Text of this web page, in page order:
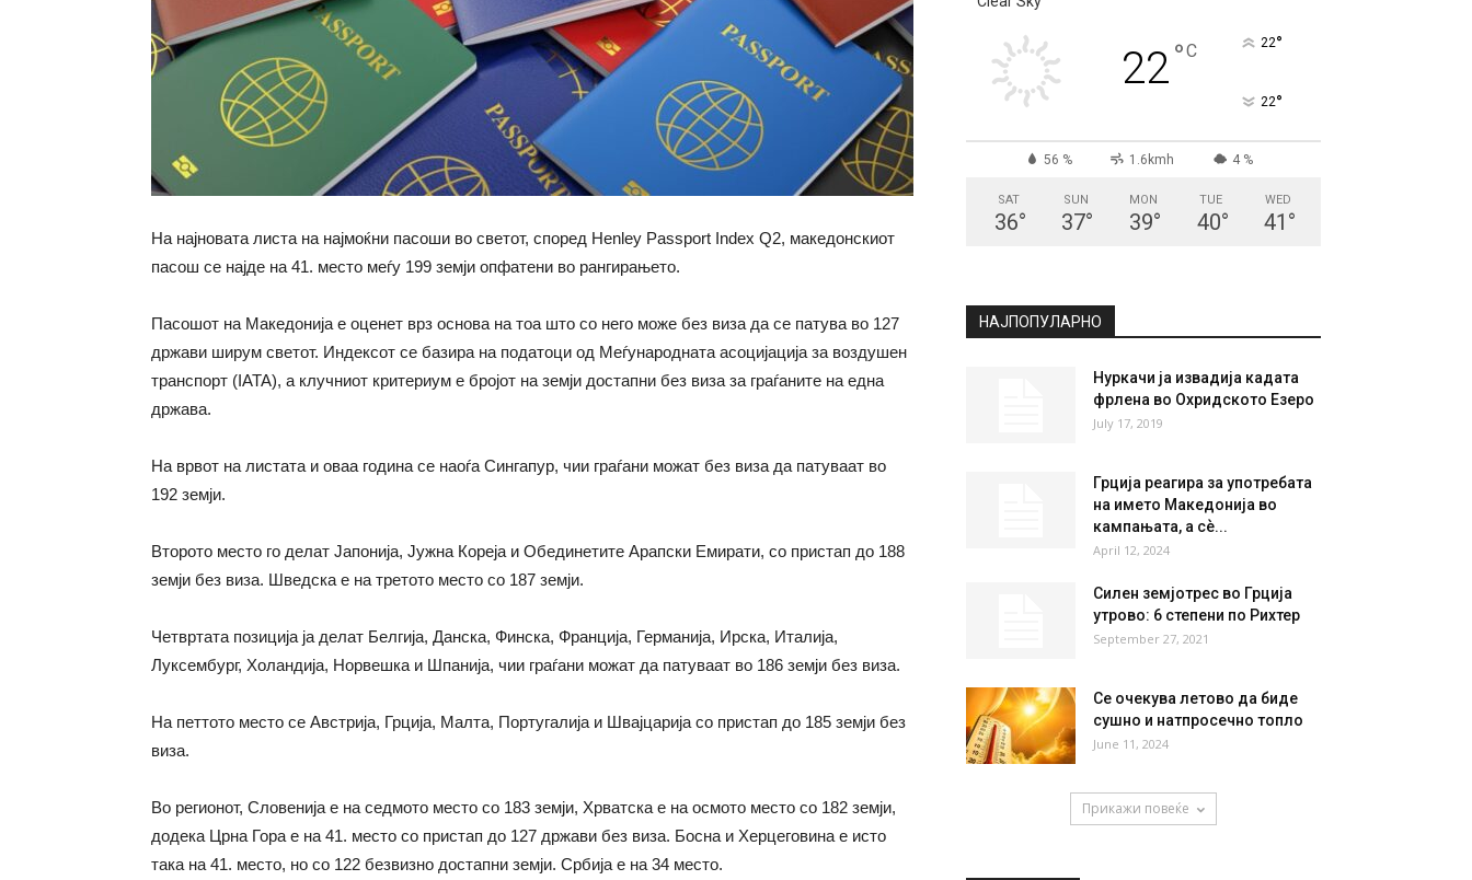
На најновата листа на најмоќни пасоши во светот, според Henley Passport Index Q2, македонскиот
пасош се најде на 41. место меѓу 199 земји опфатени во рангирањето.
Пасошот на Македонија е оценет врз основа на тоа што со него може без виза да се патува во 127
држави ширум светот. Индексот се базира на податоци од Меѓународната асоцијација за воздушен
транспорт (IATA), а клучниот критериум е бројот на земји достапни без виза за граѓаните на една
држава.
На врвот на листата и оваа година се наоѓа Сингапур, чии граѓани можат без виза да патуваат во
192 земји.
Второто место го делат Јапонија, Јужна Кореја и Обединетите Арапски Емирати, со пристап до 188
земји без виза. Шведска е на третото место со 187 земји.
Четвртата позиција ја делат Белгија, Данска, Финска, Франција, Германија, Ирска, Италија,
Луксембург, Холандија, Норвешка и Шпанија, чии граѓани можат да патуваат во 186 земји без виза.
На петтото место се Австрија, Грција, Малта, Португалија и Швајцарија со пристап до 185 земји без
виза.
Во регионот, Словенија е на седмото место со 183 земји, Хрватска е на осмото место со 182 земји,
додека Црна Гора е на 41. место со пристап до 127 држави без виза. Босна и Херцеговина е исто
така на 41. место, но со 122 безвизно достапни земји. Србија е на 34 место.
СКОПЈЕ
22
1.6kmh
39° 40° 41°
Нуркачи ја извадија кадата
Грција реагира за употребата
April 12, 2024